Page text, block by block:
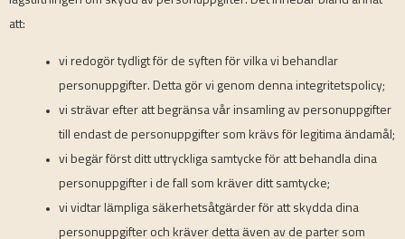
att:
vi redogör tydligt för de syften för vilka vi behandlar
personuppgifter. Detta gör vi genom denna integritetspolicy;
vi strävar efter att begränsa vår insamling av personuppgifter
till endast de personuppgifter som krävs för legitima ändamål;
vi begär först ditt uttryckliga samtycke för att behandla dina
personuppgifter i de fall som kräver ditt samtycke;
vi vidtar lämpliga säkerhetsåtgärder för att skydda dina
personuppgifter och kräver detta även av de parter som